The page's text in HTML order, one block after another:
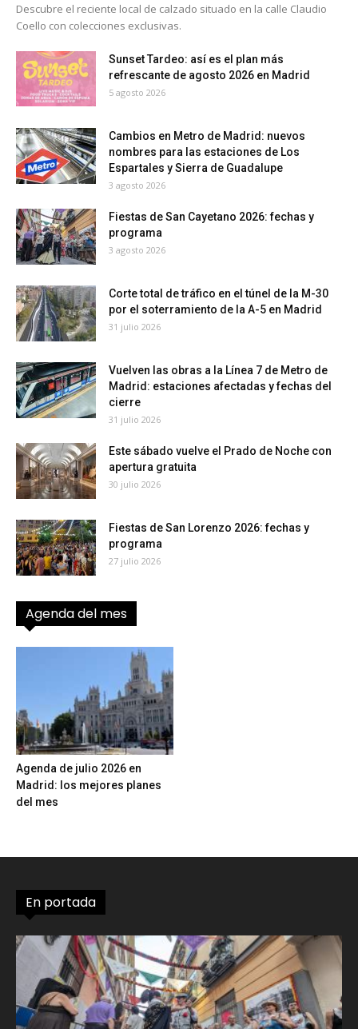
Descubre el reciente local de calzado situado en la calle Claudio
Coello con colecciones exclusivas.
Sunset Tardeo: así es el plan más
refrescante de agosto 2026 en Madrid
5 agosto 2026
Cambios en Metro de Madrid: nuevos
nombres para las estaciones de Los
Espartales y Sierra de Guadalupe
3 agosto 2026
Fiestas de San Cayetano 2026: fechas y
programa
3 agosto 2026
Corte total de tráfico en el túnel de la M-30
por el soterramiento de la A-5 en Madrid
31 julio 2026
Vuelven las obras a la Línea 7 de Metro de
Madrid: estaciones afectadas y fechas del
cierre
31 julio 2026
Este sábado vuelve el Prado de Noche con
apertura gratuita
30 julio 2026
Fiestas de San Lorenzo 2026: fechas y
programa
27 julio 2026
Agenda del mes
Agenda de julio 2026 en
Madrid: los mejores planes
del mes
En portada